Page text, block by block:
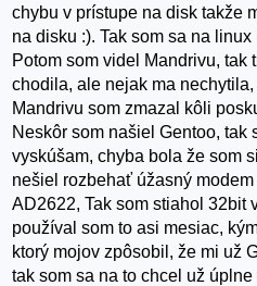
chybu v prístupe na disk takže
na disku :). Tak som sa na
Potom som videl Mandrivu, tak
chodila, ale nejak ma
Mandrivu som zmazal kôli
Neskôr som našiel Gentoo, tak
vyskúšam, chyba bola že som
nešiel rozbehať úžasný
AD2622, Tak som stiahol 32bit
používal som to asi mesiac,
ktorý mojov zpôsobil, že mi už
tak som sa na to chcel už